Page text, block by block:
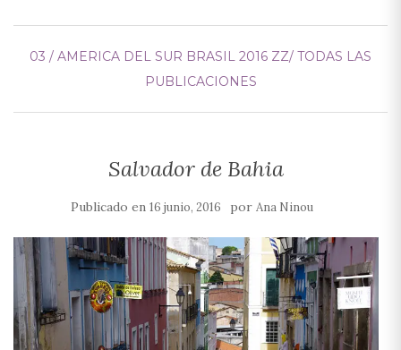
03 / AMERICA DEL SUR BRASIL 2016 ZZ/ TODAS LAS
PUBLICACIONES
Salvador de Bahia
Publicado en 16 junio, 2016 por Ana Ninou